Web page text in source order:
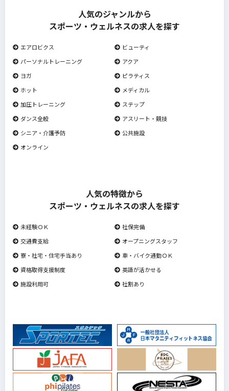
人気のジャンルから
スポーツ・ウェルネスの求人を探す
エアロビクス
ビューティ
パーソナルトレーニング
アクア
ヨガ
ピラティス
ホット
メディカル
加圧トレーニング
ステップ
ダンス全般
アスリート・競技
シニア・介護予防
公共施設
オンライン
人気の特徴から
スポーツ・ウェルネスの求人を探す
未経験ＯＫ
社保完備
交通費支給
オープニングスタッフ
寮・社宅・住宅手当あり
車・バイク通勤ＯＫ
資格取得支援制度
英語が活かせる
施設利用可
社割あり